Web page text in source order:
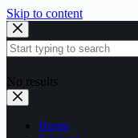
Skip to content
No results
Home